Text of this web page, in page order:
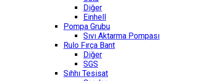
Diğer
Einhell
Pompa Grubu
Sıvı Aktarma Pompası
Rulo Fırça Bant
Diğer
SGS
Sıhhı Tesisat